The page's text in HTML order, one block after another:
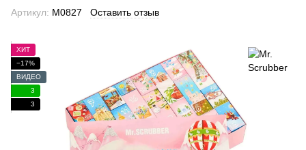
Артикул: M0827 Оставить отзыв
ХИТ
−17%
ВИДЕО
3
3